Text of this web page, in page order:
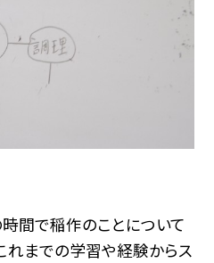
間で稲作のことについて
れまでの学習や経験からス